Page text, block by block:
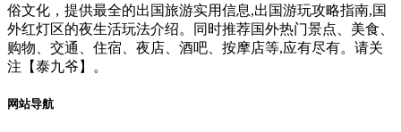
俗文化，提供最全的出国旅游实用信息,出国游玩攻略指南,国
外红灯区的夜生活玩法介绍。同时推荐国外热门景点、美食、
购物、交通、住宿、夜店、酒吧、按摩店等,应有尽有。请关
注【泰九爷】。
网站导航